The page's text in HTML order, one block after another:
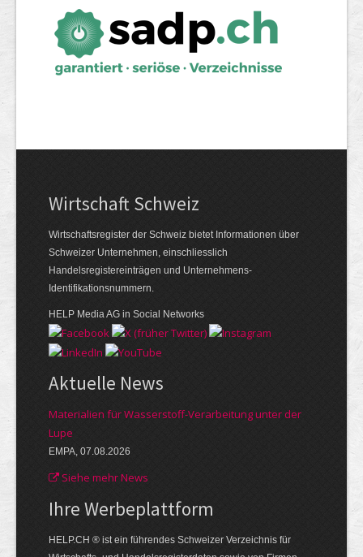
Wirtschaft Schweiz
Wirtschaftsregister der Schweiz bietet Informationen über
Schweizer Unternehmen, einschliesslich
Handelsregistereinträgen und Unternehmens-
Identifikationsnummern.
HELP Media AG in Social Networks
Aktuelle News
Materialien für Wasserstoff-Verarbeitung unter der
Lupe
EMPA, 07.08.2026
Siehe mehr News
Ihre Werbe­plattform
HELP.CH ® ist ein führendes Schweizer Verzeichnis für